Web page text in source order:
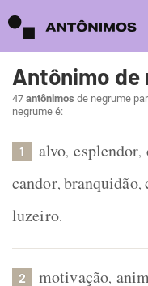
Antônimo de
47 antônimos de negrume
negrume é:
1 alvo, esplendor,
candor, branquidão,
luzeiro.
2 motivação,